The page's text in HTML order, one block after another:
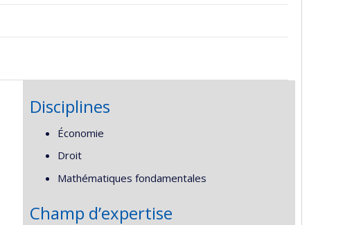
Disciplines
Économie
Droit
Mathématiques fondamentales
Champ d’expertise